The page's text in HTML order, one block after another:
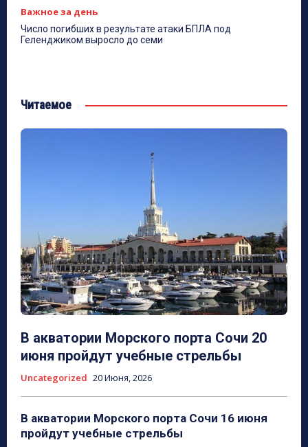
Важное за день
Число погибших в результате атаки БПЛА под
Геленджиком выросло до семи
Читаемое
В акватории Морского порта Сочи 20
июня пройдут учебные стрельбы
Uncategorized 20 Июня, 2026
В акватории Морского порта Сочи 16 июня
пройдут учебные стрельбы